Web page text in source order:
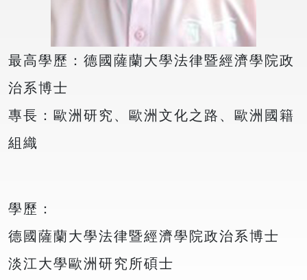
最高學歷：德國薩蘭大學法律暨經濟學院政
治系博士
專長：歐洲研究、歐洲文化之路、歐洲國籍
組織
學歷：
德國薩蘭大學法律暨經濟學院政治系博士
淡江大學歐洲研究所碩士